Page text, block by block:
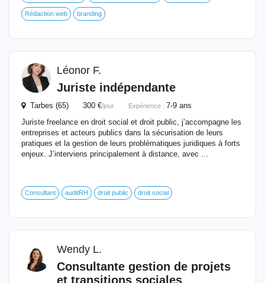
Rédaction web branding
Léonor F.
Juriste indépendante
Tarbes (65) 300 €/jour Expérience : 7-9 ans
Juriste freelance en droit social et droit public, j’accompagne les
entreprises et acteurs publics dans la sécurisation de leurs
pratiques et la gestion de leurs problématiques juridiques à forts
enjeux. J’interviens principalement à distance, avec ...
Consultant auditRH droit public droit social
Wendy L.
Consultante gestion de projets
et transitions sociales